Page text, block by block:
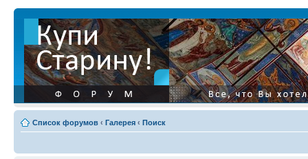
Список форумов ‹ Галерея ‹ Поиск